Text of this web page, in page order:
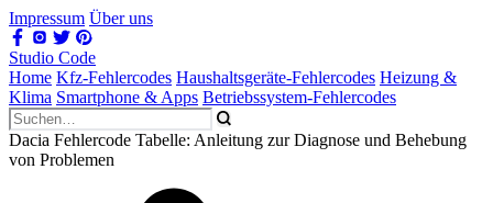
Impressum Über uns
Studio Code
Home Kfz-Fehlercodes Haushaltsgeräte-Fehlercodes Heizung &
Klima Smartphone & Apps Betriebssystem-Fehlercodes
Dacia Fehlercode Tabelle: Anleitung zur Diagnose und Behebung
von Problemen